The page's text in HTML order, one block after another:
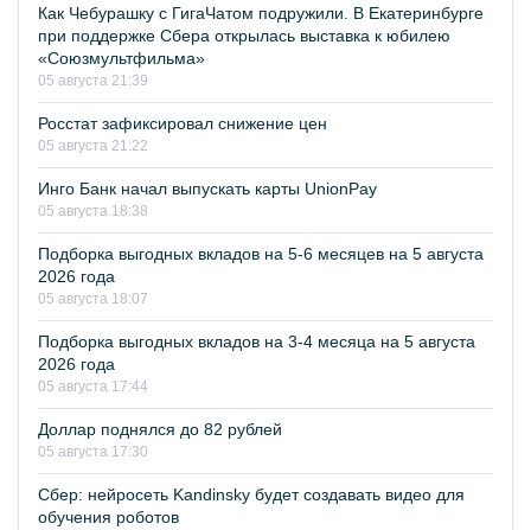
Как Чебурашку с ГигаЧатом подружили. В Екатеринбурге
при поддержке Сбера открылась выставка к юбилею
«Союзмультфильма»
05 августа 21:39
Росстат зафиксировал снижение цен
05 августа 21:22
Инго Банк начал выпускать карты UnionPay
05 августа 18:38
Подборка выгодных вкладов на 5-6 месяцев на 5 августа
2026 года
05 августа 18:07
Подборка выгодных вкладов на 3-4 месяца на 5 августа
2026 года
05 августа 17:44
Доллар поднялся до 82 рублей
05 августа 17:30
Сбер: нейросеть Kandinsky будет создавать видео для
обучения роботов